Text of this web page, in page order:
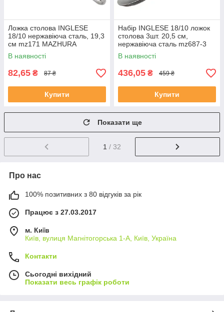
Ложка столова INGLESE
18/10 нержавіюча сталь, 19,3
см mz171 MAZHURA
В наявності
82,65 ₴ 87 ₴
Купити
Набір INGLESE 18/10 ложок
столова 3шт. 20,5 см,
нержавіюча сталь mz687-3
MAZHURA
В наявності
436,05 ₴ 459 ₴
Купити
Показати ще
1 / 32
Про нас
100% позитивних з 80 відгуків за рік
Працює з 27.03.2017
м. Київ
Київ, вулиця Магнітогорська 1-А, Київ, Україна
Контакти
Сьогодні вихідний
Показати весь графік роботи